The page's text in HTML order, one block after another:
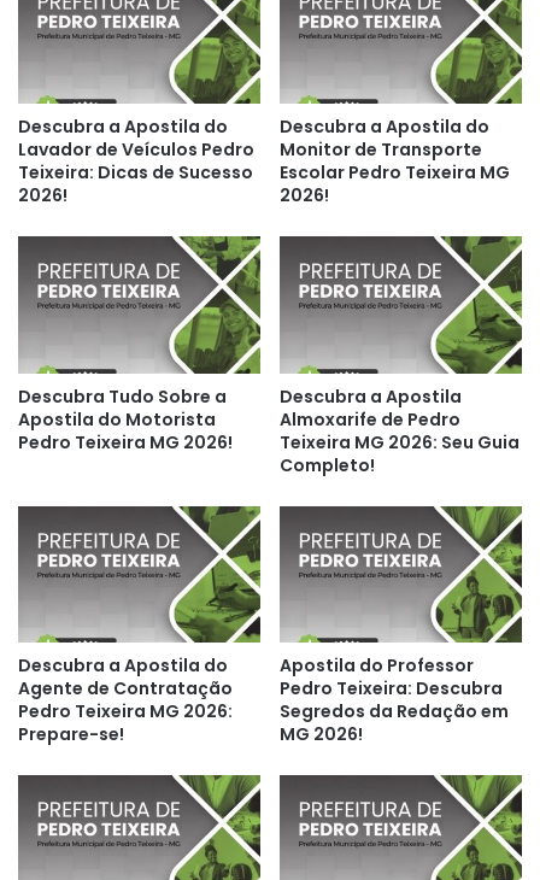
Descubra a Apostila do
Lavador de Veículos Pedro
Teixeira: Dicas de Sucesso
2026!
Descubra a Apostila do
Monitor de Transporte
Escolar Pedro Teixeira MG
2026!
Descubra Tudo Sobre a
Apostila do Motorista
Pedro Teixeira MG 2026!
Descubra a Apostila
Almoxarife de Pedro
Teixeira MG 2026: Seu Guia
Completo!
Descubra a Apostila do
Agente de Contratação
Pedro Teixeira MG 2026:
Prepare-se!
Apostila do Professor
Pedro Teixeira: Descubra
Segredos da Redação em
MG 2026!